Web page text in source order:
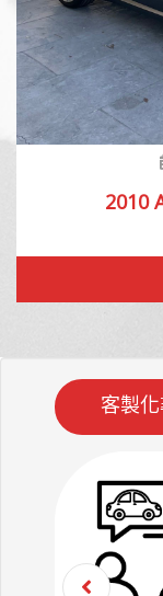
2010
客製